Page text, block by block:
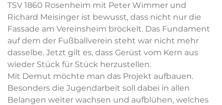
TSV 1860 Rosenheim mit Peter Wimmer und
Richard Meisinger ist bewusst, dass nicht nur die
Fassade am Vereinsheim bröckelt. Das Fundament
auf dem der Fußballverein steht war nicht mehr
dasselbe. Jetzt gilt es, dass Gerüst vom Kern aus
wieder Stück für Stück herzustellen.
Mit Demut möchte man das Projekt aufbauen.
Besonders die Jugendarbeit soll dabei in allen
Belangen weiter wachsen und aufblühen, welches